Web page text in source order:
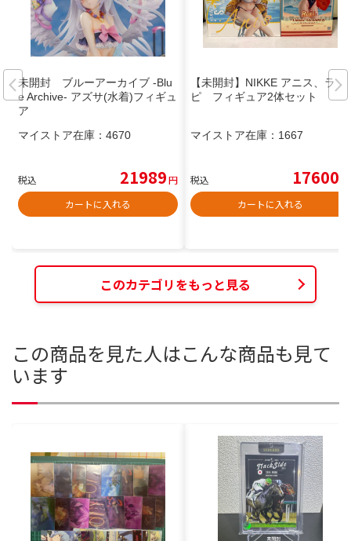
未開封 ブルーアーカイブ -Blu
e Archive- アズサ(水着)フィギュ
ア
マイストア在庫： 4670
税込 21989円
カートに入れる
【未開封】NIKKE アニス、ラ
ピ フィギュア2体セット
マイストア在庫： 1667
税込 17600
カートに入れる
このカテゴリをもっと見る
この商品を見た人はこんな商品も見て
います